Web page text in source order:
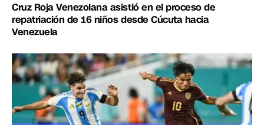
Cruz Roja Venezolana asistió en el proceso de
repatriación de 16 niños desde Cúcuta hacia
Venezuela